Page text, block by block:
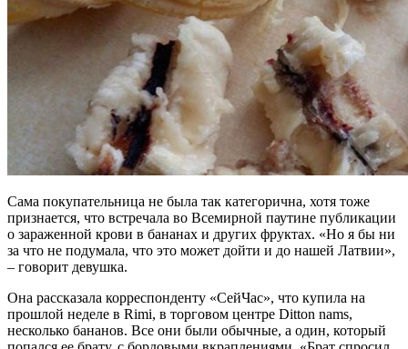
Сама покупательница не была так категорична, хотя тоже
признается, что встречала во Всемирной паутине публикации
о зараженной крови в бананах и других фруктах. «Но я бы ни
за что не подумала, что это может дойти и до нашей Латвии»,
– говорит девушка.
Она рассказала корреспонденту «СейЧас», что купила на
прошлой неделе в Rimi, в торговом центре Ditton nams,
несколько бананов. Все они были обычные, а один, который